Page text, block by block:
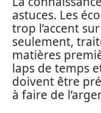
astuces. Les
trop l’accent
seulement,
matières
laps de temps
doivent être
à faire de